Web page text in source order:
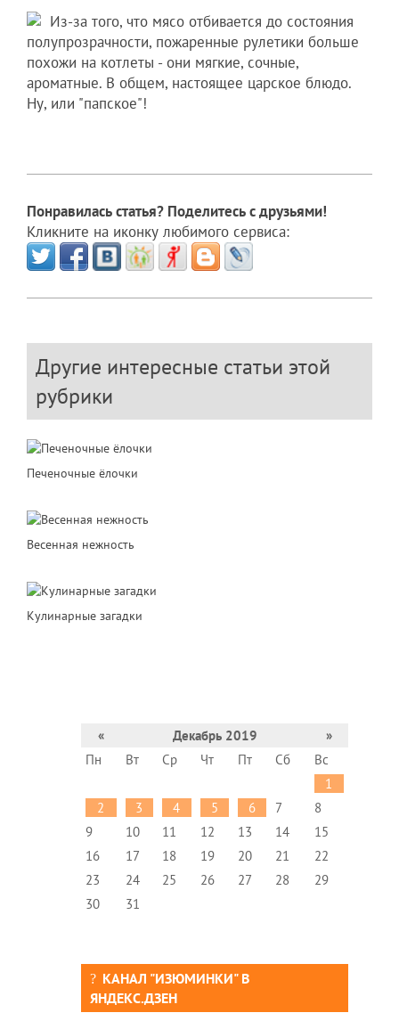
Из-за того, что мясо отбивается до состояния
полупрозрачности, пожаренные рулетики больше
похожи на котлеты - они мягкие, сочные,
ароматные. В общем, настоящее царское блюдо.
Ну, или "папское"!
Понравилась статья? Поделитесь с друзьями!
Кликните на иконку любимого сервиса:
Другие интересные статьи этой
рубрики
Печеночные ёлочки
Весенная нежность
Кулинарные загадки
« Декабрь 2019
»
Пн
Вт Ср Чт Пт Сб
Вс
1
2
3 4 5 6 7
8
9
10 11 12 13 14
15
16
17 18 19 20 21
22
23
24 25 26 27 28
29
30
31
КАНАЛ "ИЗЮМИНКИ" В
ЯНДЕКС.ДЗЕН